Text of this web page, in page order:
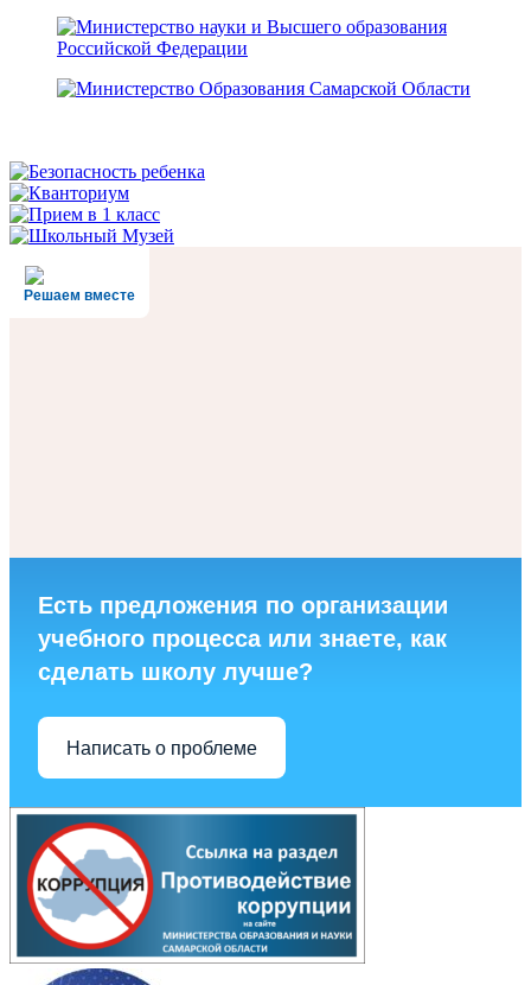
Решаем вместе
Есть предложения по организации
учебного процесса или знаете, как
сделать школу лучше?
Написать о проблеме